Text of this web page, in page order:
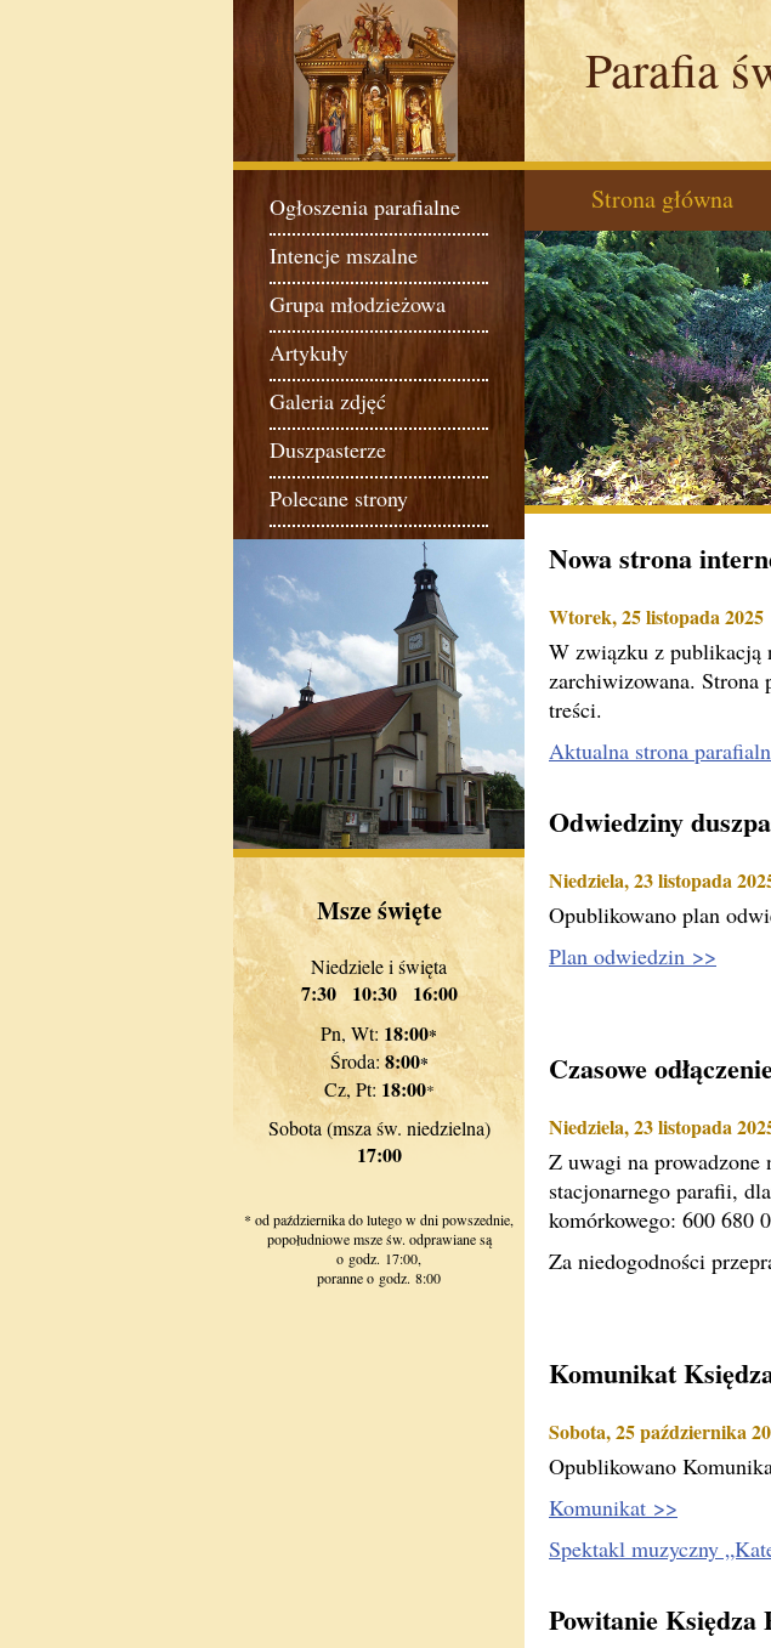
Parafia
Ogłoszenia parafialne
Intencje mszalne
Grupa młodzieżowa
Artykuły
Galeria zdjęć
Duszpasterze
Polecane strony
Msze święte
Niedziele i święta
7:30 10:30 16:00
Pn, Wt: 18:00*
Środa:8:00*
Cz, Pt: 18:00*
Sobota (msza św. niedzielna)
17:00
* od października do lutego w dni powszednie,
popołudniowe msze św. odprawiane są
o godz. 17:00,
poranne o godz. 8:00
Strona główna
Nowa strona
Wtorek, 25 listopada 2025
W związku z publikacją
zarchiwizowana. Strona
treści.
Aktualna strona
Odwiedziny
Niedziela, 23 listopada
Opublikowano plan
Plan odwiedzin >>
Czasowe
Niedziela, 23 listopada
Z uwagi na prowadzone
stacjonarnego parafii,
komórkowego: 600 680
Za niedogodności
Komunikat
Sobota, 25 października
Opublikowano
Komunikat >>
Spektakl muzyczny
Powitanie Księdza